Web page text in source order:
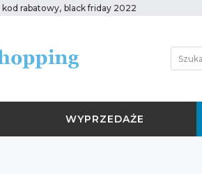
kod rabatowy, black friday 2022
WYPRZEDAŻE